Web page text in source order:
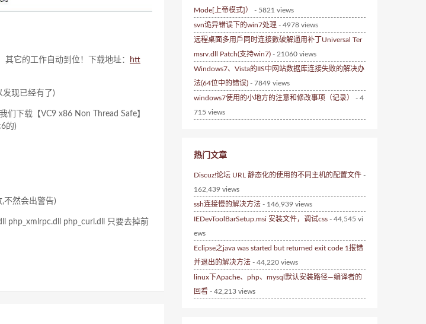
它的工作自动到位！下载地址：
htt
发现已经有了)
们下载【VC9 x86 Non Thread Safe】
的)
不然会出警告)
php_xmlrpc.dll php_curl.dll 只要去掉前
Mode[上帝模式]）
- 5821 views
svn诡异错误下的win7处理 - 4978 views
远程桌面多用戶同时连接數破解通用补丁Universal Ter
msrv.dll Patch(支持win7) - 21060 views
Windows7、Vista的IIS中网站数据库连接失败的解决办
法(64位中的错误) - 7849 views
windows7使用的小地方的注意和修改事项（记录）
- 4
715 views
热门文章
Discuz!论坛 URL 静态化的使用的不同主机的配置文件 -
162,439 views
ssh连接慢的解决方法 - 146,939 views
IEDevToolBarSetup.msi 安装文件，调试css - 44,545 vi
ews
Eclipse之java was started but returned exit code 1报错
并退出的解决方法 - 44,220 views
linux下Apache、php、mysql默认安装路径—编译者的
回看 - 42,213 views